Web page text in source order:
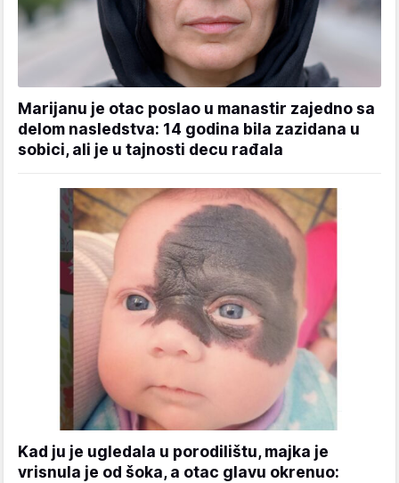
Marijanu je otac poslao u manastir zajedno sa
delom nasledstva: 14 godina bila zazidana u
sobici, ali je u tajnosti decu rađala
Kad ju je ugledala u porodilištu, majka je
vrisnula je od šoka, a otac glavu okrenuo: